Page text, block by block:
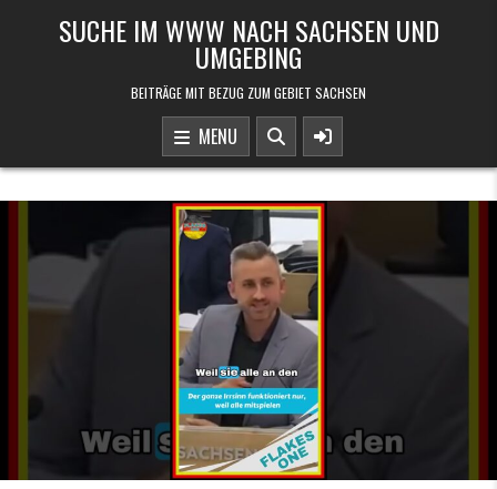
SUCHE IM WWW NACH SACHSEN UND
UMGEBING
BEITRÄGE MIT BEZUG ZUM GEBIET SACHSEN
MENU